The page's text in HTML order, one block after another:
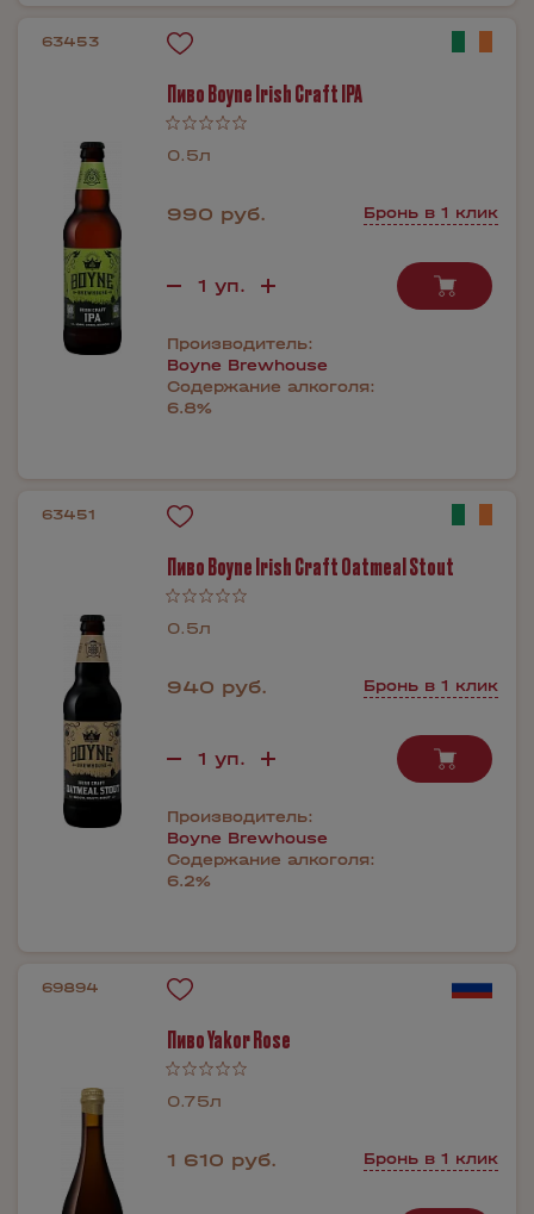
63453
Пиво Boyne Irish Craft IPA
0.5л
990 руб. Бронь в 1 клик
Производитель:
Boyne Brewhouse
Содержание алкоголя:
6.8%
63451
Пиво Boyne Irish Craft Oatmeal Stout
0.5л
940 руб. Бронь в 1 клик
Производитель:
Boyne Brewhouse
Содержание алкоголя:
6.2%
69894
Пиво Yakor Rose
0.75л
1 610 руб. Бронь в 1 клик